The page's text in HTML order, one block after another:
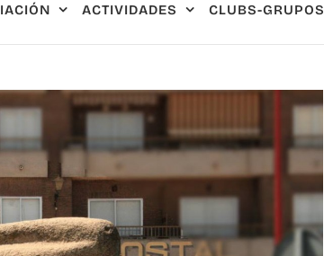
ACTIVIDADES CLUBS-GRUPOS